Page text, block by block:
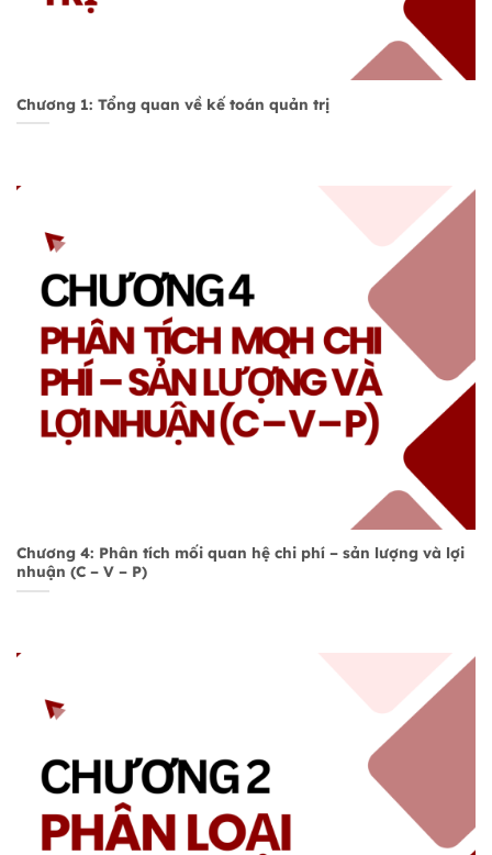
Chương 1: Tổng quan về kế toán quản trị
Chương 4: Phân tích mối quan hệ chi phí – sản lượng và lợi
nhuận (C – V – P)